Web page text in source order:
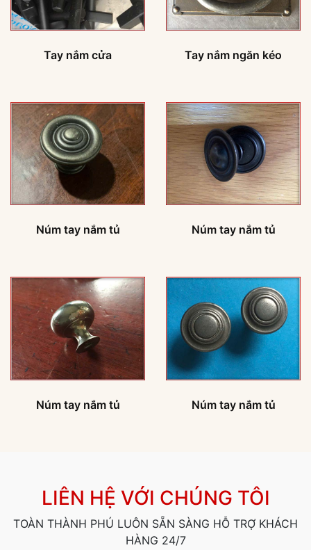
Tay nắm cửa Tay nắm ngăn kéo
Núm tay nắm tủ Núm tay nắm tủ
Núm tay nắm tủ Núm tay nắm tủ
LIÊN HỆ VỚI CHÚNG TÔI
TOÀN THÀNH PHÚ LUÔN SẴN SÀNG HỖ TRỢ KHÁCH
HÀNG 24/7